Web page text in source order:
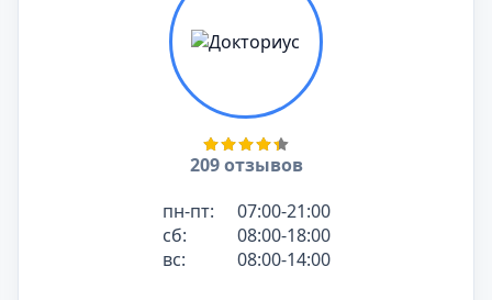
209 отзывов
пн-пт:
07:00-21:00
сб:
08:00-18:00
вс:
08:00-14:00